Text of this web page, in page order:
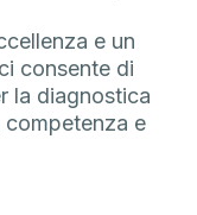
e un
consente di
la diagnostica
e